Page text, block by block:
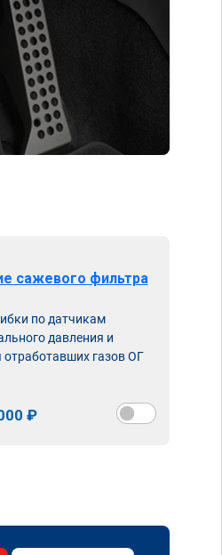
сажевого фильтра
по датчикам
давления и
отработавших газов ОГ
₽